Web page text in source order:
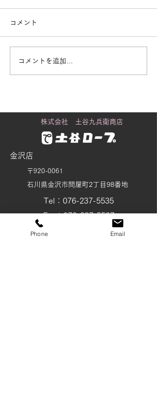
街で見かける「白いも
コメント
コメントを追加…
株式会社 土谷九兵衛商店
金沢店
〒920-0061
石川県金沢市問屋町2丁目98番地
Tel：076-237-5535
Fax：076-237-5537
tsuchiya@wire-rope.jp
Phone Email